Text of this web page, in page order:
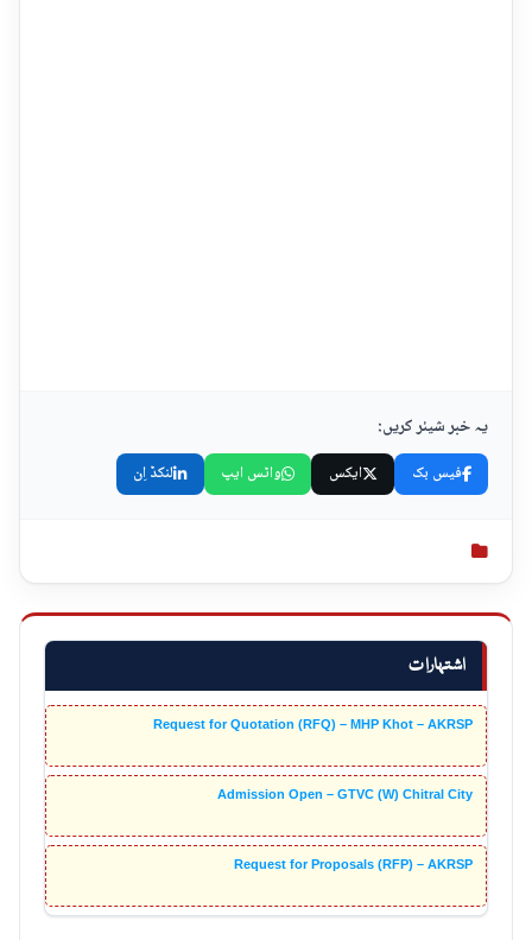
اشتہارات
Request for Quotation (RFQ) – MHP Khot – AKRSP
Admission Open – GTVC (W) Chitral City
Request for Proposals (RFP) – AKRSP
یہ خبر شیئر کریں:
فیس بک ایکس واٹس ایپ لنکڈ اِن